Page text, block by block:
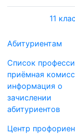
11
Абитуриентам
Список
приёмная
информация о
зачислении
абитуриентов
Центр